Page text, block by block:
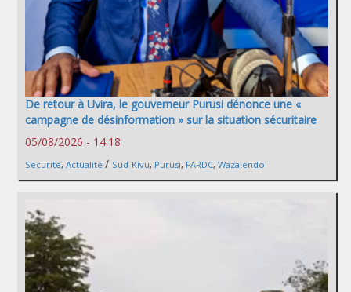
De retour à Uvira, le gouverneur Purusi dénonce une «
campagne de désinformation » sur la situation sécuritaire
05/08/2026 - 14:18
Sécurité, Actualité / Sud-Kivu, Purusi, FARDC, Wazalendo